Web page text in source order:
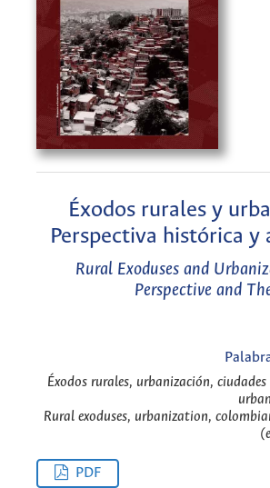
Éxodos rurales y
Perspectiva histórica
Rural Exoduses and
Perspective and
Éxodos rurales, urbanización,
Rural exoduses, urbanization,
PDF